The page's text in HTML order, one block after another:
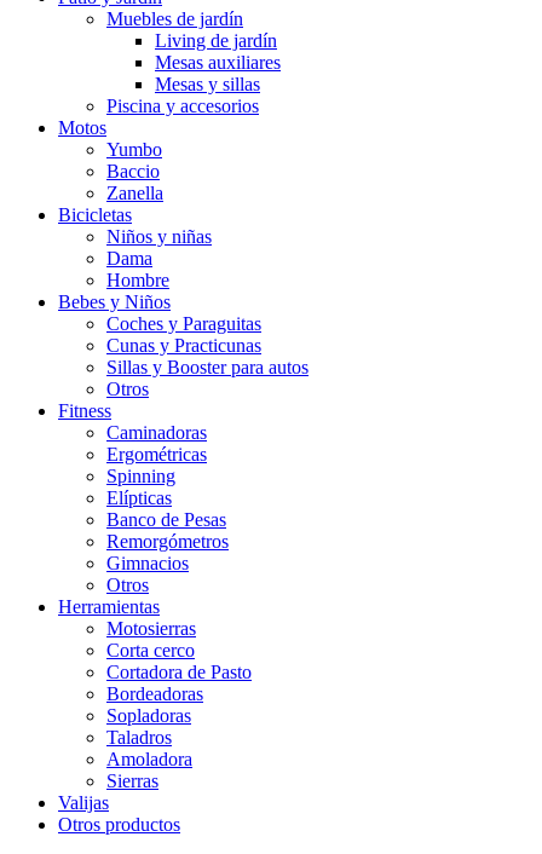
Muebles de jardín
Living de jardín
Mesas auxiliares
Mesas y sillas
Piscina y accesorios
Motos
Yumbo
Baccio
Zanella
Bicicletas
Niños y niñas
Dama
Hombre
Bebes y Niños
Coches y Paraguitas
Cunas y Practicunas
Sillas y Booster para autos
Otros
Fitness
Caminadoras
Ergométricas
Spinning
Elípticas
Banco de Pesas
Remorgómetros
Gimnacios
Otros
Herramientas
Motosierras
Corta cerco
Cortadora de Pasto
Bordeadoras
Sopladoras
Taladros
Amoladora
Sierras
Valijas
Otros productos